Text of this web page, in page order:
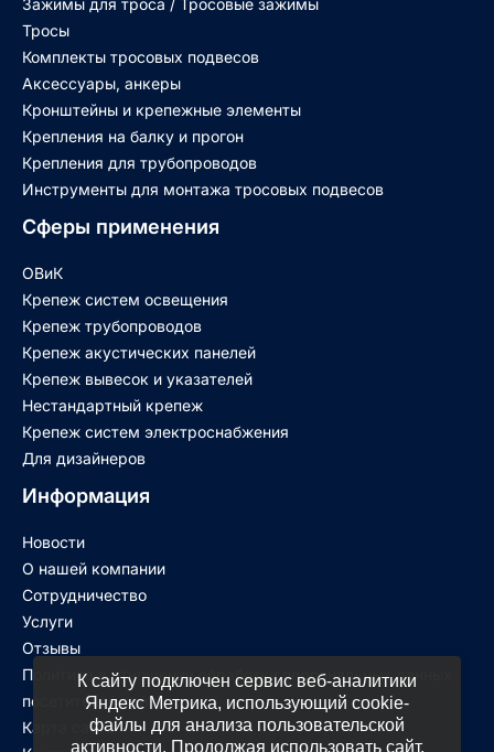
Зажимы для троса / Тросовые зажимы
Тросы
Комплекты тросовых подвесов
Аксессуары, анкеры
Кронштейны и крепежные элементы
Крепления на балку и прогон
Крепления для трубопроводов
Инструменты для монтажа тросовых подвесов
Сферы применения
ОВиК
Крепеж систем освещения
Крепеж трубопроводов
Крепеж акустических панелей
Крепеж вывесок и указателей
Нестандартный крепеж
Крепеж систем электроснабжения
Для дизайнеров
Информация
Новости
О нашей компании
Сотрудничество
Услуги
Отзывы
Политика в отношении обработки персональных данных
посетителей сайта
Карта сайта
К сайту подключен сервис веб-аналитики
Яндекс Метрика, использующий cookie-
файлы для анализа пользовательской
активности. Продолжая использовать сайт,